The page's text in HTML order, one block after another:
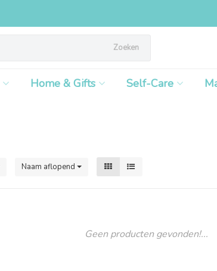
Zoeken
Home & Gifts Self-Care
Naam aflopend
Geen producten gevonden!...